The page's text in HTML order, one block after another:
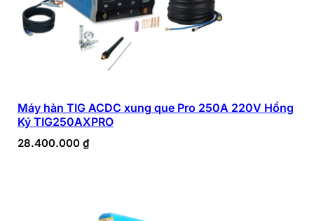
Máy hàn TIG ACDC xung que Pro 250A 220V Hồng
Ký TIG250AXPRO
28.400.000 ₫